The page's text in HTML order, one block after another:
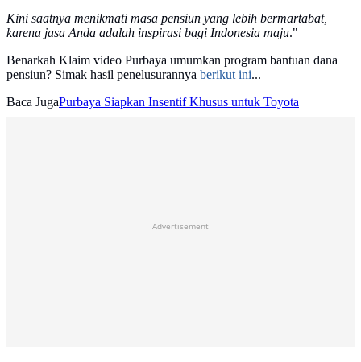
Kini saatnya menikmati masa pensiun yang lebih bermartabat,
karena jasa Anda adalah inspirasi bagi Indonesia maju."
Benarkah Klaim video Purbaya umumkan program bantuan dana
pensiun? Simak hasil penelusurannya berikut ini...
Baca JugaPurbaya Siapkan Insentif Khusus untuk Toyota
Advertisement